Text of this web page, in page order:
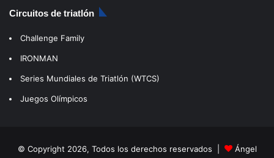
Circuitos de triatlón
Challenge Family
IRONMAN
Series Mundiales de Triatlón (WTCS)
Juegos Olímpicos
© Copyright 2026, Todos los derechos reservados | Ángel